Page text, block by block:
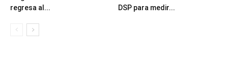
regresa al...
DSP para medir...